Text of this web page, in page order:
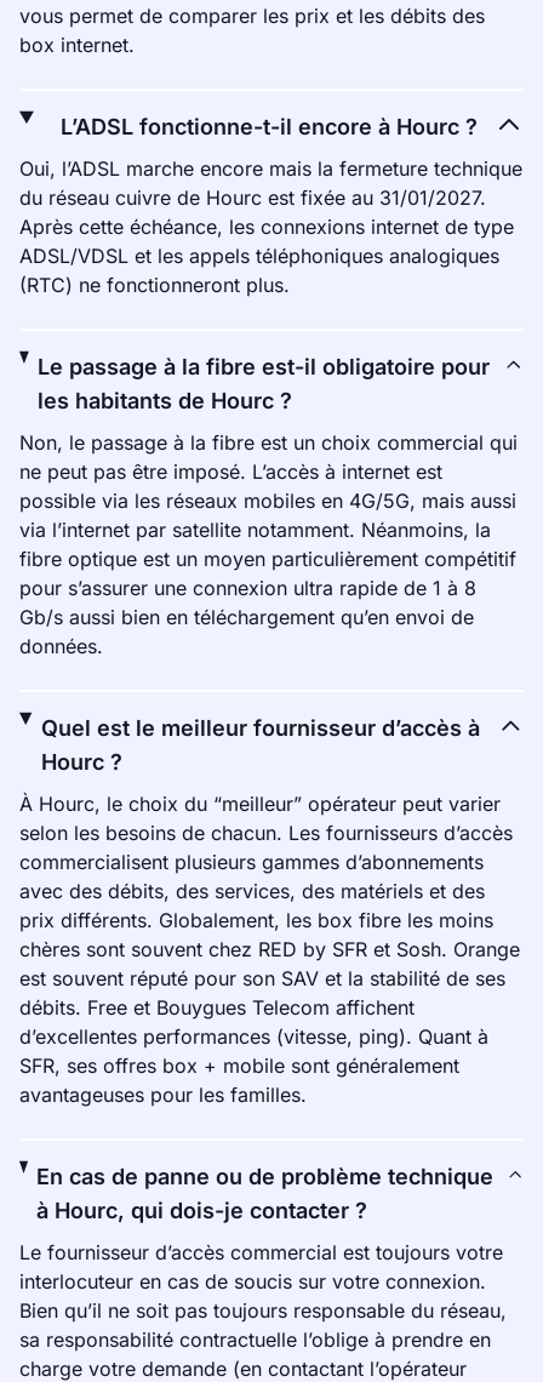
vous permet de comparer les prix et les débits des
box internet.
L’ADSL fonctionne-t-il encore à Hourc ?
Oui, l’ADSL marche encore mais la fermeture technique
du réseau cuivre de Hourc est fixée au 31/01/2027.
Après cette échéance, les connexions internet de type
ADSL/VDSL et les appels téléphoniques analogiques
(RTC) ne fonctionneront plus.
Le passage à la fibre est-il obligatoire pour
les habitants de Hourc ?
Non, le passage à la fibre est un choix commercial qui
ne peut pas être imposé. L’accès à internet est
possible via les réseaux mobiles en 4G/5G, mais aussi
via l’internet par satellite notamment. Néanmoins, la
fibre optique est un moyen particulièrement compétitif
pour s’assurer une connexion ultra rapide de 1 à 8
Gb/s aussi bien en téléchargement qu’en envoi de
données.
Quel est le meilleur fournisseur d’accès à
Hourc ?
À Hourc, le choix du “meilleur” opérateur peut varier
selon les besoins de chacun. Les fournisseurs d’accès
commercialisent plusieurs gammes d’abonnements
avec des débits, des services, des matériels et des
prix différents. Globalement, les box fibre les moins
chères sont souvent chez RED by SFR et Sosh. Orange
est souvent réputé pour son SAV et la stabilité de ses
débits. Free et Bouygues Telecom affichent
d’excellentes performances (vitesse, ping). Quant à
SFR, ses offres box + mobile sont généralement
avantageuses pour les familles.
En cas de panne ou de problème technique
à Hourc, qui dois-je contacter ?
Le fournisseur d’accès commercial est toujours votre
interlocuteur en cas de soucis sur votre connexion.
Bien qu’il ne soit pas toujours responsable du réseau,
sa responsabilité contractuelle l’oblige à prendre en
charge votre demande (en contactant l’opérateur